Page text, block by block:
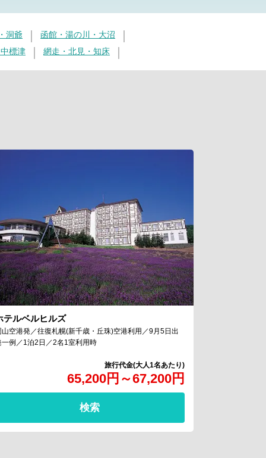
洞爺
函館・湯の川・大沼
標津
網走・北見・知床
テルベルヒルズ
65,200円 ～67,200円
山空港発／往復札幌(新千歳・丘珠)空港利用／9月5日出
一例／1泊2日／2名1室利用時
検索